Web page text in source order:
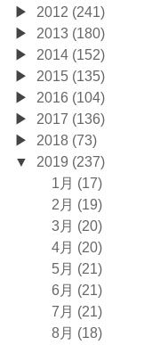
2012 (241)
2013 (180)
2014 (152)
2015 (135)
2016 (104)
2017 (136)
2018 (73)
2019 (237)
1月 (17)
2月 (19)
3月 (20)
4月 (20)
5月 (21)
6月 (21)
7月 (21)
8月 (18)